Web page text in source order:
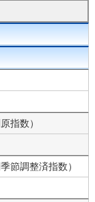
指数）
節調整済指数）